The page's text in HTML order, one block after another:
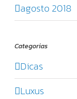
agosto 2018
Categorias
Dicas
Luxus